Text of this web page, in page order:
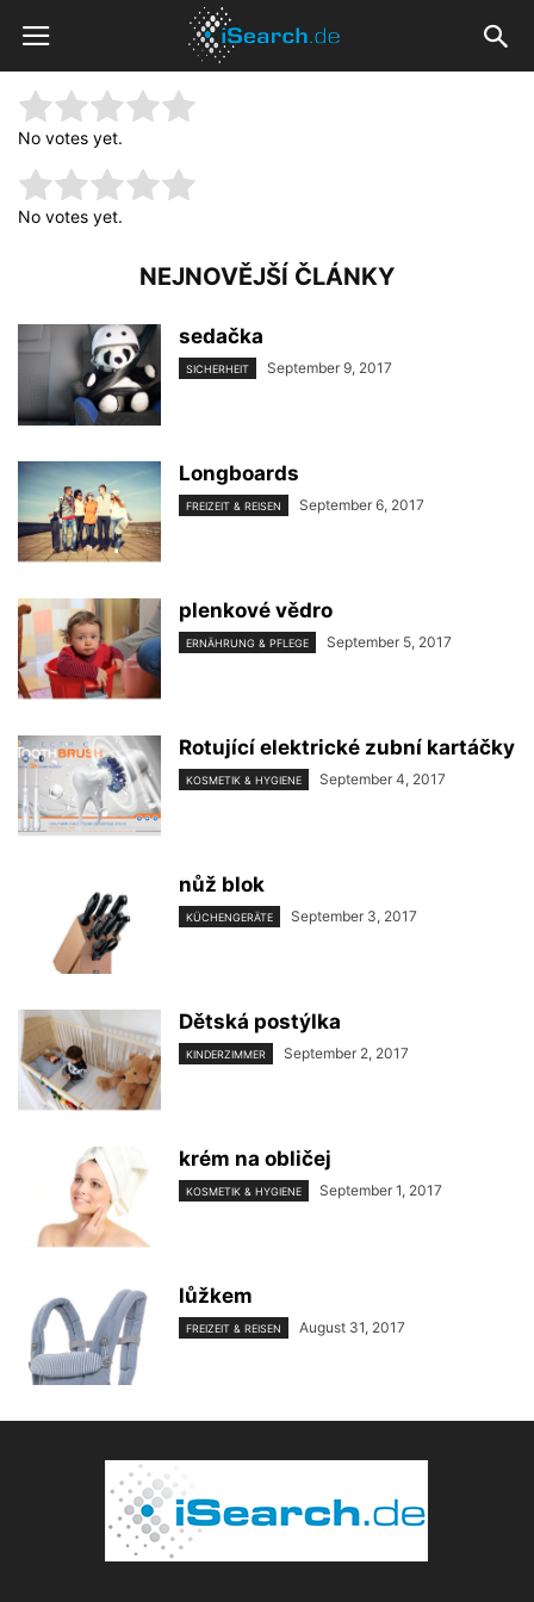
Rate this item:
No votes yet.
Rate this item:
No votes yet.
NEJNOVĚJŠÍ ČLÁNKY
sedačka
SICHERHEIT September 9, 2017
Longboards
FREIZEIT & REISEN September 6, 2017
plenkové vědro
ERNÄHRUNG & PFLEGE September 5, 2017
Rotující elektrické zubní kartáčky
KOSMETIK & HYGIENE September 4, 2017
nůž blok
KÜCHENGERÄTE September 3, 2017
Dětská postýlka
KINDERZIMMER September 2, 2017
krém na obličej
KOSMETIK & HYGIENE September 1, 2017
lůžkem
FREIZEIT & REISEN August 31, 2017